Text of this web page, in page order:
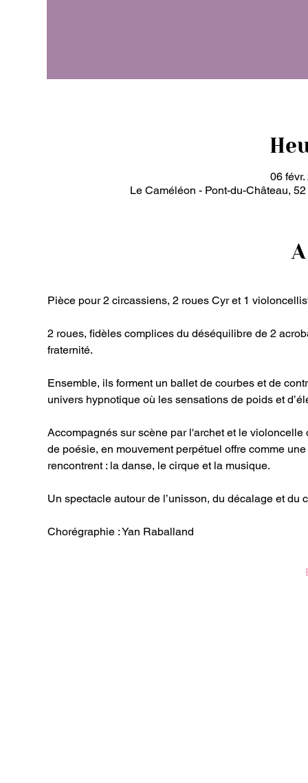
06
Le Caméléon - Pont-du-Château,
Pièce pour 2 circassiens, 2 roues Cyr et 1
2 roues, fidèles complices du déséquilibre de 2
fraternité.
Ensemble, ils forment un ballet de courbes et de
univers hypnotique où les sensations de poids et
Accompagnés sur scène par l'archet et le
de poésie, en mouvement perpétuel offre comme
rencontrent : la danse, le cirque et la musique.
Un spectacle autour de l’unisson, du décalage et
Chorégraphie : Yan Raballand